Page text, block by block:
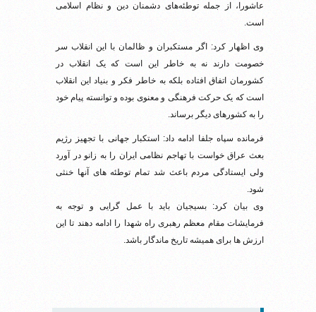
عاشورا، از جمله توطئه‌های دشمنان دین و نظام اسلامی
است.
وی اظهار کرد: اگر مستکبران و ظالمان با این انقلاب سر
خصومت دارند نه به خاطر این است که یک انقلاب در
کشورمان اتفاق افتاده بلکه به خاطر فکر و بنیاد این انقلاب
است که یک حرکت فرهنگی و معنوی بوده و توانسته پیام خود
را به کشورهای دیگر برساند.
فرمانده سپاه جلفا ادامه داد: استکبار جهانی با تجهیز رژیم
بعث عراق خواست با تهاجم نظامی ایران را به زانو در آورد
ولی ایستادگی مردم باعث شد تمام توطئه های آنها خنثی
شود.
وی بیان کرد: بسیجیان باید با عمل گرایی و توجه به
فرمایشات مقام معظم رهبری راه شهدا را ادامه دهند تا این
ارزش ها برای همیشه تاریخ ماندگار باشد.